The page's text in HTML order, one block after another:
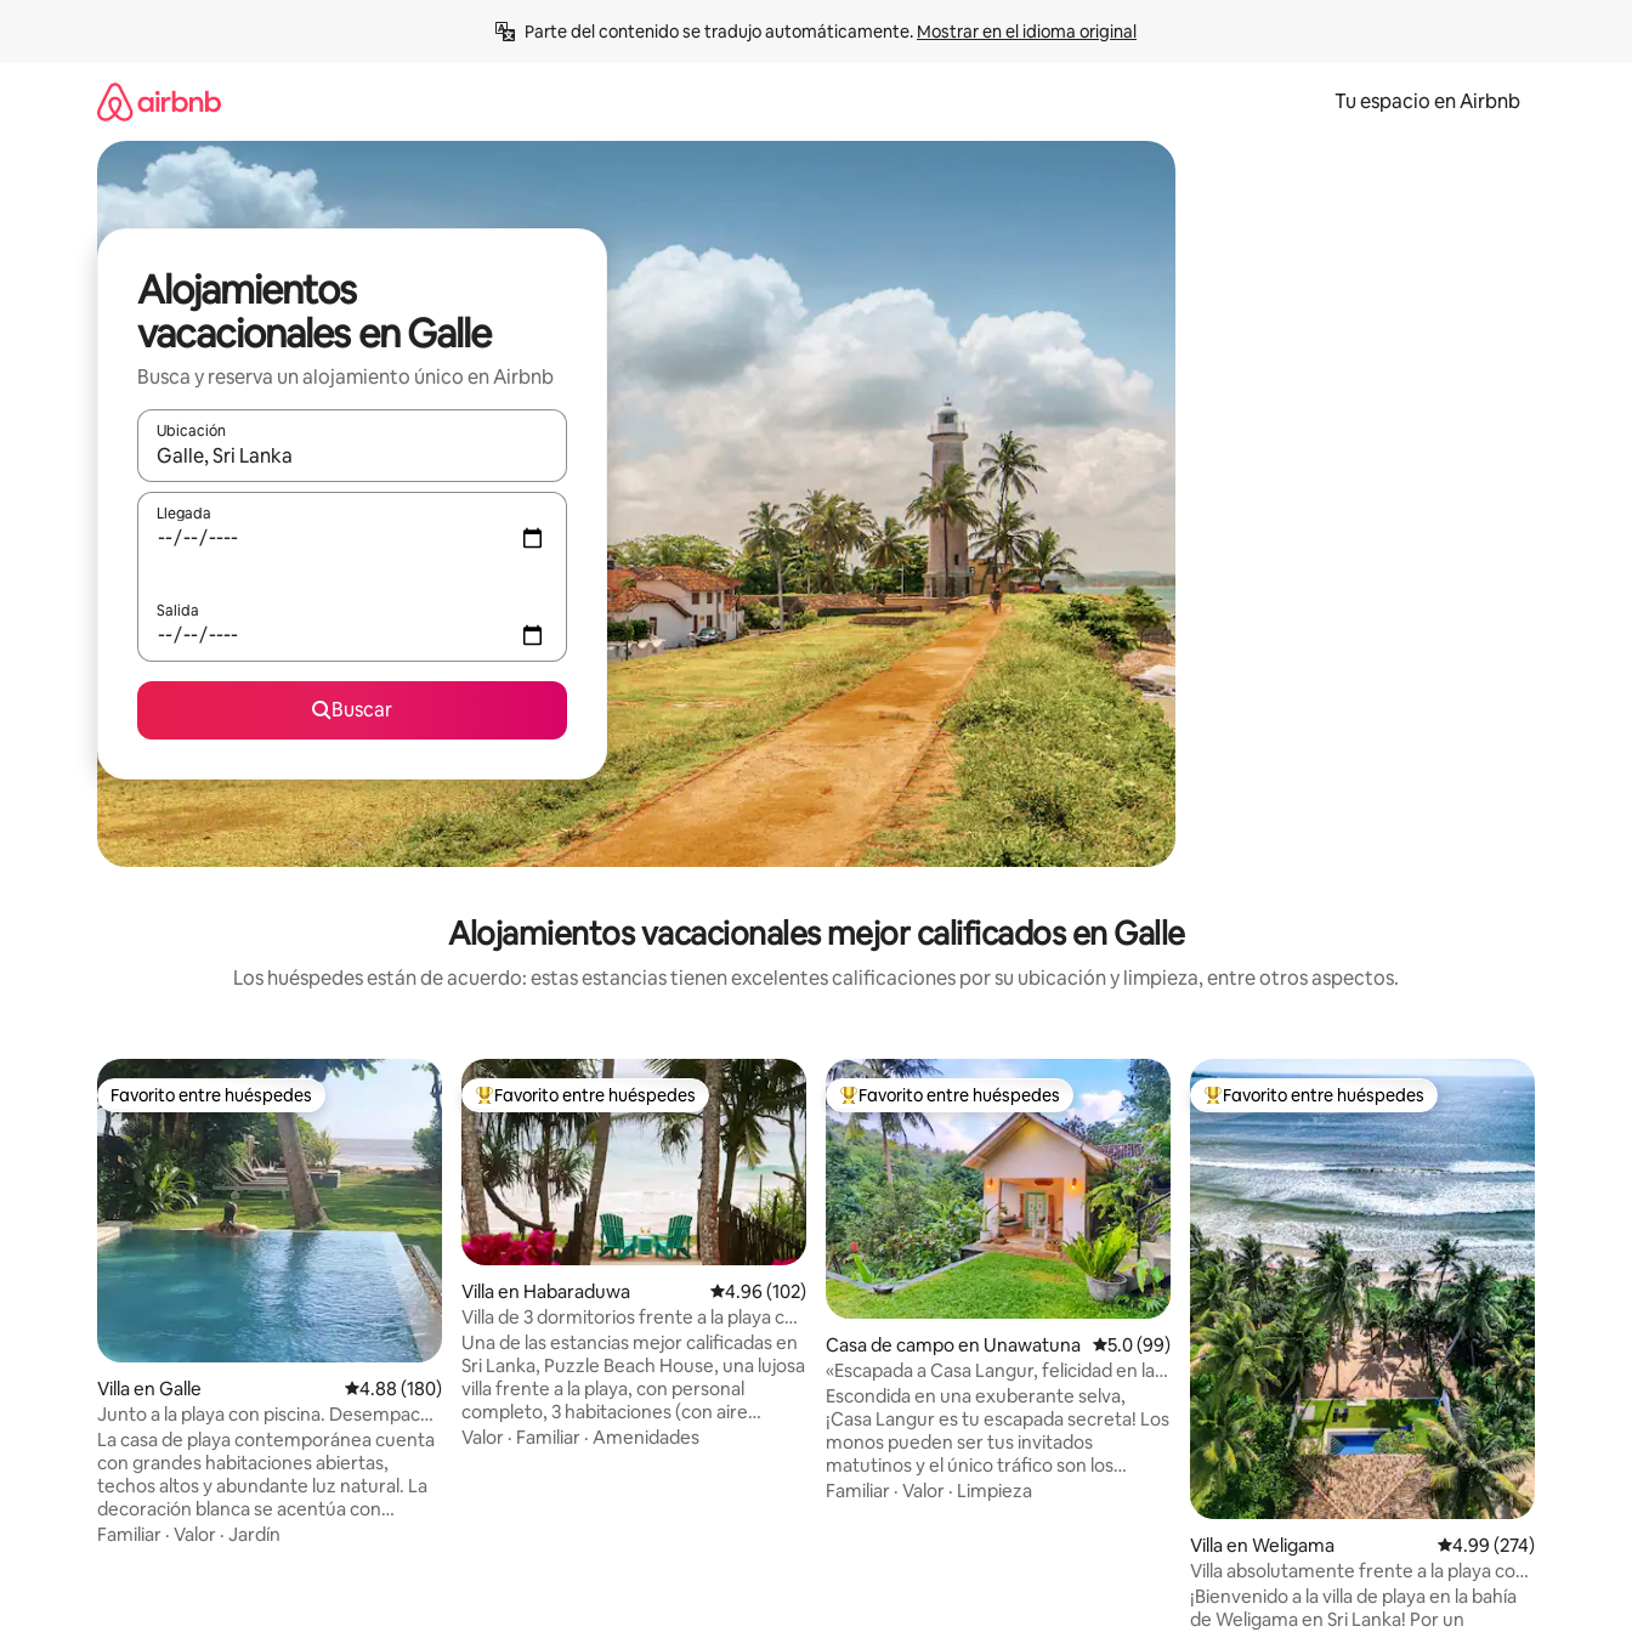
Parte del contenido se tradujo automáticamente. Mostrar en el idioma original
Tu espacio en Airbnb
Alojamientos
vacacionales en Galle
Busca y reserva un alojamiento único en Airbnb
Ubicación
Cuando los resultados estén disponibles, podrás navegar usando las teclas de las flechas hacia arriba y hacia abajo, o bien tocando y deslizando la pantalla.
Llegada
Salida
Buscar
Alojamientos vacacionales mejor calificados en Galle
Los huéspedes están de acuerdo: estas estancias tienen excelentes calificaciones por su ubicación y limpieza, entre otros aspectos.
Favorito entre huéspedes
Favorito entre huéspedes
Villa en Galle Calificación promedio: 4.88 de 5; 180 evaluaciones
4.88 (180)
Junto a la playa con piscina. Desempaca-
Relájate-Disfruta
La casa de playa contemporánea cuenta
con grandes habitaciones abiertas,
techos altos y abundante luz natural. La
decoración blanca se acentúa con
colores brillantes y texturas de madera.
Familiar · Valor · Jardín
De los mejores en Favorito entre huéspedes
Favorito entre huéspedes
Villa en Habaraduwa Calificación promedio: 4.96 de 5; 102 evaluaciones
4.96 (102)
Villa de 3 dormitorios frente a la playa con
chef y personal
Una de las estancias mejor calificadas en
Sri Lanka, Puzzle Beach House, una lujosa
villa frente a la playa, con personal
completo, 3 habitaciones (con aire
acondicionado), todas con baño privado,
Valor · Familiar · Amenidades
De los mejores en Favorito entre huéspedes
Favorito entre huéspedes
Casa de campo en Unawatuna Calificación promedio: 5.0 de 5; 99 evaluaciones
5.0 (99)
«Escapada a Casa Langur, felicidad en la
selva cerca de la playa»
Escondida en una exuberante selva,
¡Casa Langur es tu escapada secreta! Los
monos pueden ser tus invitados
matutinos y el único tráfico son los
pájaros que pasan volando. A solo 10
Familiar · Valor · Limpieza
De los mejores en Favorito entre huéspedes
Favorito entre huéspedes
Villa en Weligama Calificación promedio:
4.99 (274)
Villa absolutamente frente a la playa con
piscina.
¡Bienvenido a la villa de playa en la bahía
de Weligama en Sri Lanka! Por un